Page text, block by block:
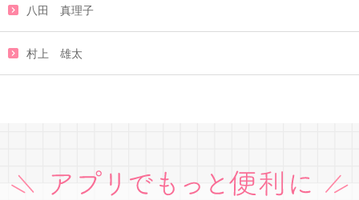
八田 真理子
村上 雄太